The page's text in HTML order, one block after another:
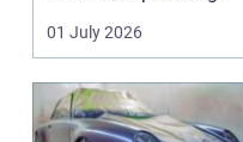
ændrer sig, k...
01 July 2026